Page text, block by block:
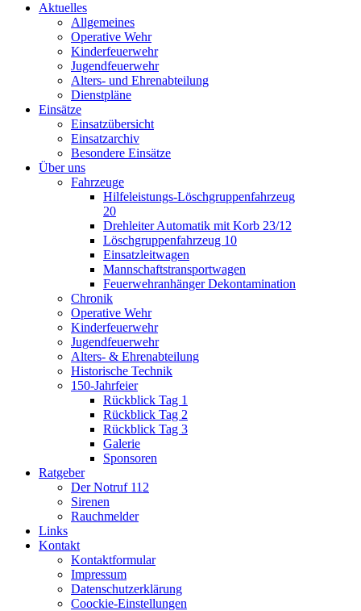
Aktuelles
Allgemeines
Operative Wehr
Kinderfeuerwehr
Jugendfeuerwehr
Alters- und Ehrenabteilung
Dienstpläne
Einsätze
Einsatzübersicht
Einsatzarchiv
Besondere Einsätze
Über uns
Fahrzeuge
Hilfeleistungs-Löschgruppenfahrzeug
20
Drehleiter Automatik mit Korb 23/12
Löschgruppenfahrzeug 10
Einsatzleitwagen
Mannschaftstransportwagen
Feuerwehranhänger Dekontamination
Chronik
Operative Wehr
Kinderfeuerwehr
Jugendfeuerwehr
Alters- & Ehrenabteilung
Historische Technik
150-Jahrfeier
Rückblick Tag 1
Rückblick Tag 2
Rückblick Tag 3
Galerie
Sponsoren
Ratgeber
Der Notruf 112
Sirenen
Rauchmelder
Links
Kontakt
Kontaktformular
Impressum
Datenschutzerklärung
Coockie-Einstellungen